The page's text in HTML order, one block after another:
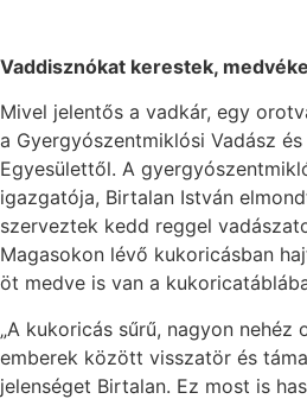
Vaddisznókat kerestek,
Mivel jelentős a vadkár, egy
a Gyergyószentmiklósi Vadász
Egyesülettől. A
igazgatója, Birtalan István
szerveztek kedd reggel
Magasokon lévő kukoricásban
öt medve is van a
„A kukoricás sűrű, nagyon nehéz
emberek között visszatör és
jelenséget Birtalan. Ez most is